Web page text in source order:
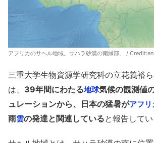
アフリカのサヘル地域。サハラ砂漠の南縁部。 / Credit:
三重大学生物資源学研究科の立花義裕
は、 39年間にわたる地球気候の観測値
ュレーションから、日本の猛暑がアフリ
雨雲の発達と関連していると報告してい